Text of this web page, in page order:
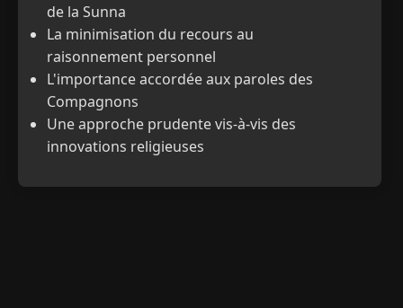
de la Sunna
La minimisation du recours au
raisonnement personnel
L'importance accordée aux paroles des
Compagnons
Une approche prudente vis-à-vis des
innovations religieuses